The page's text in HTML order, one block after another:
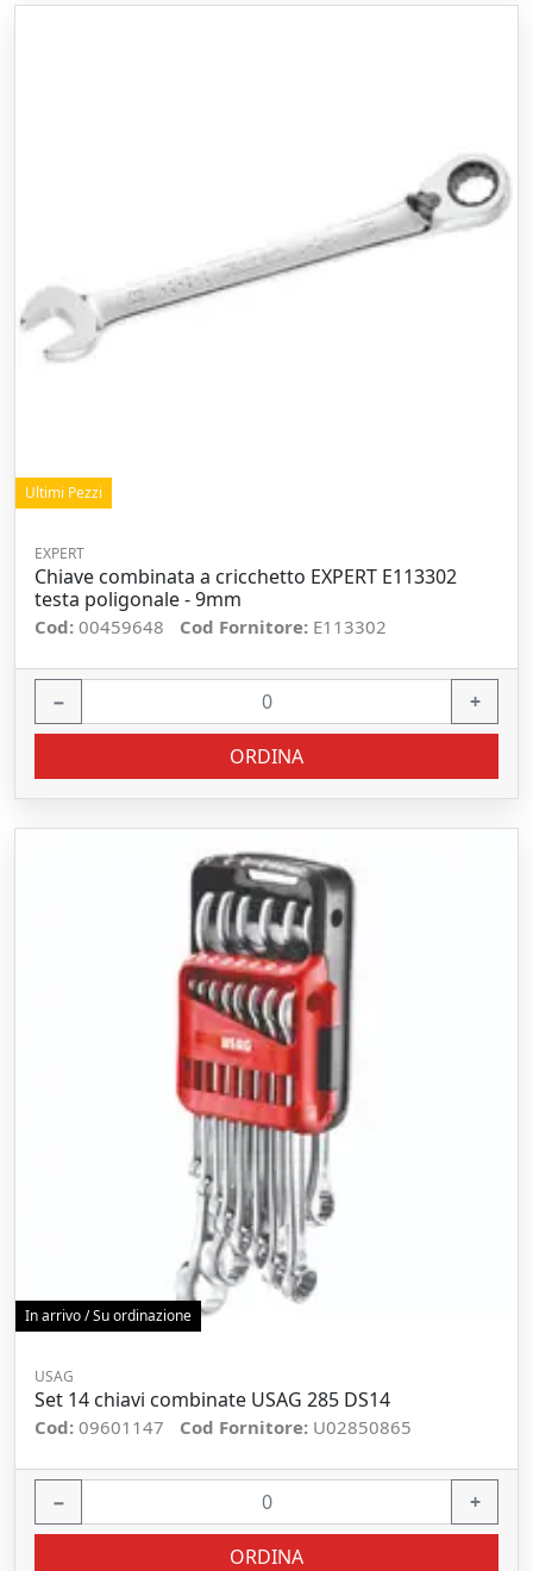
Ultimi Pezzi
EXPERT
Chiave combinata a cricchetto EXPERT E113302
testa poligonale - 9mm
Cod: 00459648 Cod Fornitore: E113302
− +
ORDINA
In arrivo / Su ordinazione
USAG
Set 14 chiavi combinate USAG 285 DS14
Cod: 09601147 Cod Fornitore: U02850865
− +
ORDINA